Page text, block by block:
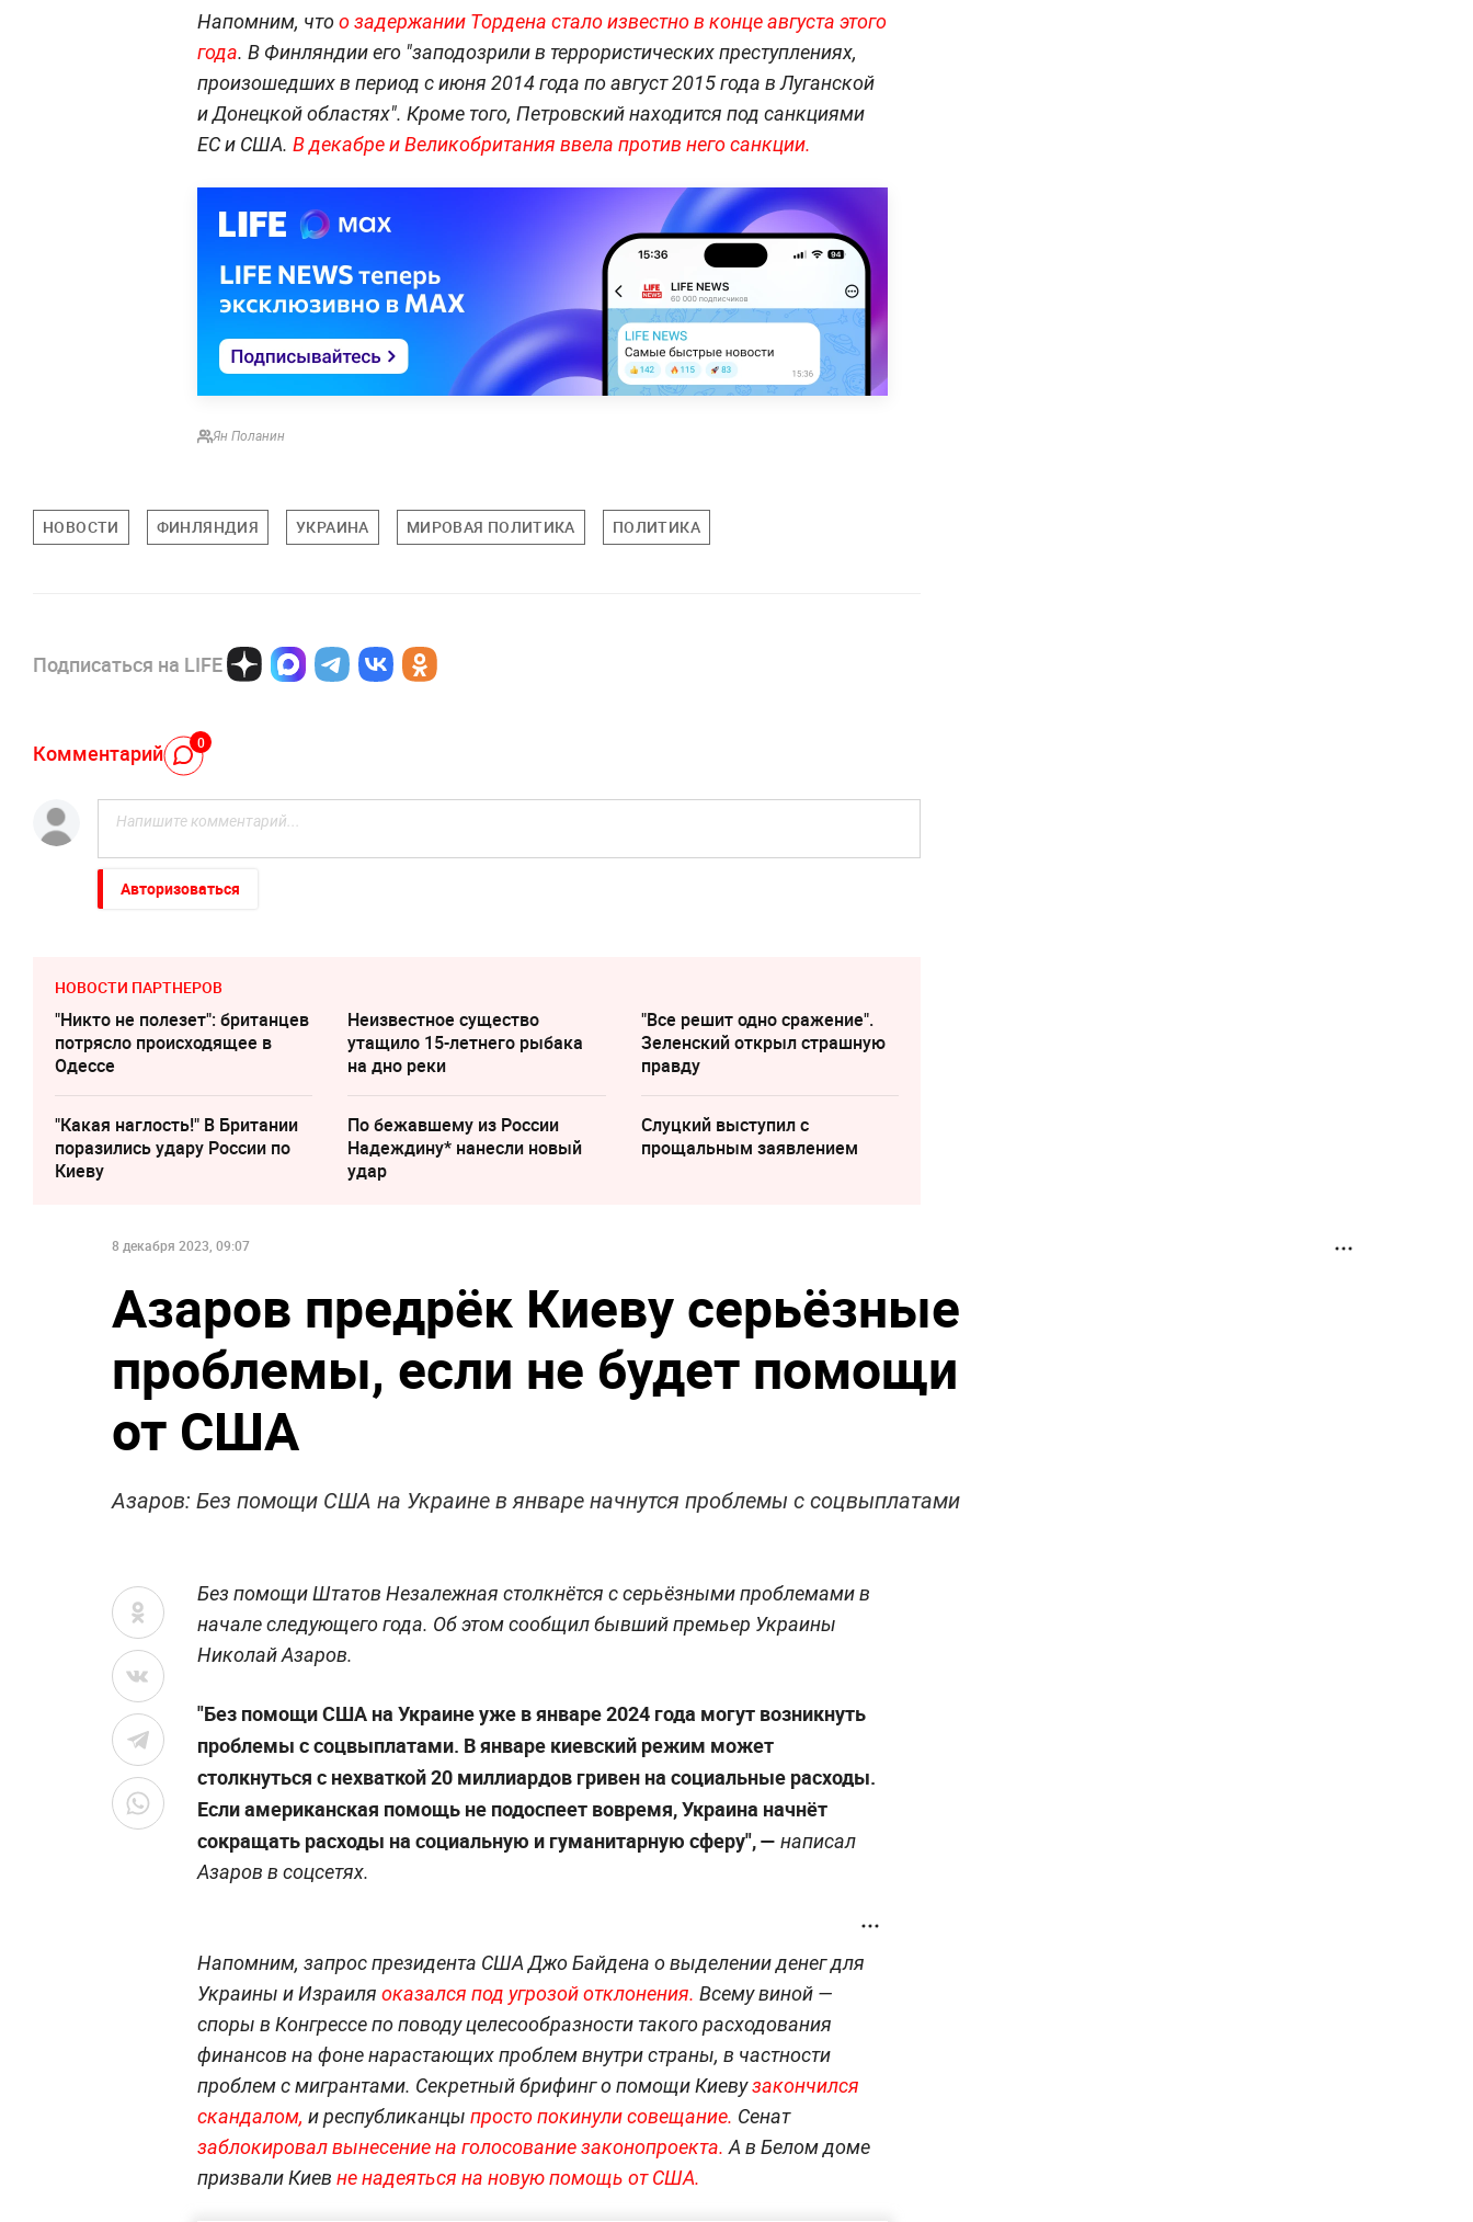
Напомним, чтоо задержании Тордена стало известно в конце августа этого
года. В Финляндии его "заподозрили в террористических преступлениях,
произошедших в период с июня 2014 года по август 2015 года в Луганской
и Донецкой областях". Кроме того, Петровский находится под санкциями
ЕС и США. В декабре и Великобритания ввела против него санкции.
Ян Поланин
НОВОСТИ ФИНЛЯНДИЯ УКРАИНА МИРОВАЯ ПОЛИТИКА ПОЛИТИКА
Подписаться на LIFE
Комментарий 0
Авторизоваться
НОВОСТИ ПАРТНЕРОВ
"Никто не полезет": британцев
потрясло происходящее в
Одессе
Неизвестное существо
утащило 15-летнего рыбака
на дно реки
"Все решит одно сражение".
Зеленский открыл страшную
правду
"Какая наглость!" В Британии
поразились удару России по
Киеву
По бежавшему из России
Надеждину* нанесли новый
удар
Слуцкий выступил с
прощальным заявлением
8 декабря 2023, 09:07
Азаров предрёк Киеву серьёзные
проблемы, если не будет помощи
от США
Азаров: Без помощи США на Украине в январе начнутся проблемы с соцвыплатами
Без помощи Штатов Незалежная столкнётся с серьёзными проблемами в
начале следующего года. Об этом сообщил бывший премьер Украины
Николай Азаров.
"Без помощи США на Украине уже в январе 2024 года могут возникнуть
проблемы с соцвыплатами. В январе киевский режим может
столкнуться с нехваткой 20 миллиардов гривен на социальные расходы.
Если американская помощь не подоспеет вовремя, Украина начнёт
сокращать расходы на социальную и гуманитарную сферу", — написал
Азаров в соцсетях.
Напомним, запрос президента США Джо Байдена о выделении денег для
Украины и Израиля оказался под угрозой отклонения. Всему виной —
споры в Конгрессе по поводу целесообразности такого расходования
финансов на фоне нарастающих проблем внутри страны, в частности
проблем с мигрантами. Секретный брифинг о помощи Киевузакончился
скандалом, и республиканцы просто покинули совещание. Сенат
заблокировал вынесение на голосование законопроекта. А в Белом доме
призвали Киев не надеяться на новую помощь от США.